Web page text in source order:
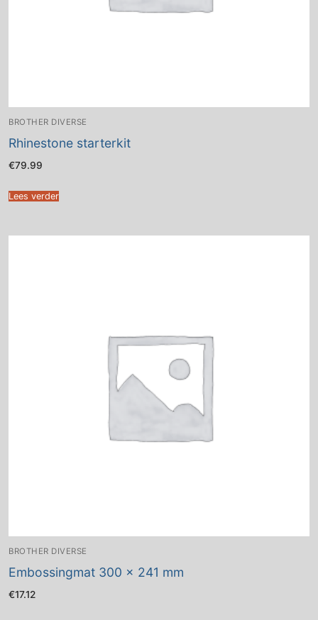
BROTHER DIVERSE
Rhinestone starterkit
€79.99
Lees verder
BROTHER DIVERSE
Embossingmat 300 x 241 mm
€17.12